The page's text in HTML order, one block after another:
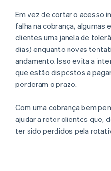
Em vez de cortar o acesso
falha na cobrança, algumas
clientes uma janela de
dias) enquanto novas
andamento. Isso evita a
que estão dispostos a
perderam o prazo.
Com uma cobrança bem
ajudar a reter clientes que,
ter sido perdidos pela